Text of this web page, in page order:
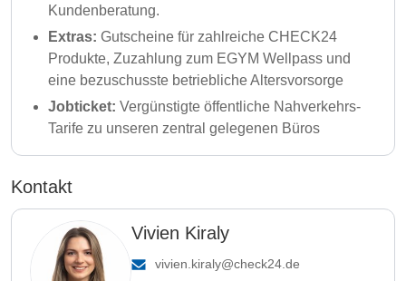
Kundenberatung.
Extras: Gutscheine für zahlreiche CHECK24
Produkte, Zuzahlung zum EGYM Wellpass und
eine bezuschusste betriebliche Altersvorsorge
Jobticket: Vergünstigte öffentliche Nahverkehrs-
Tarife zu unseren zentral gelegenen Büros
Kontakt
Vivien Kiraly
vivien.kiraly@check24.de